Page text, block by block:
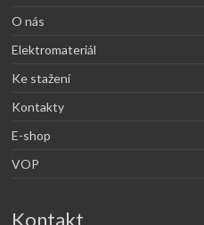
O nás
Elektromateriál
Ke stažení
Kontakty
E-shop
VOP
Kontakt